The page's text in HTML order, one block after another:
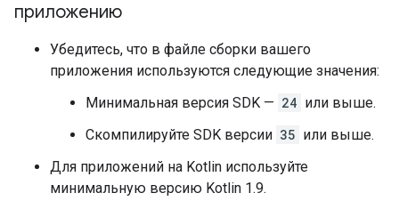
приложению
Убедитесь, что в файле сборки вашего
приложения используются следующие значения:
Минимальная версия SDK — 24 или выше.
Скомпилируйте SDK версии 35 или выше.
Для приложений на Kotlin используйте
минимальную версию Kotlin 1.9.